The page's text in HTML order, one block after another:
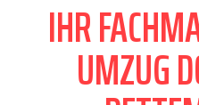
IHR
UMZUG